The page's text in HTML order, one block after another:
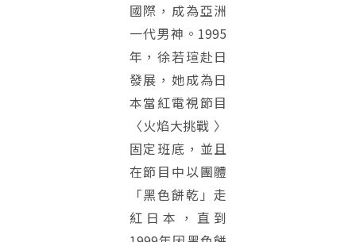
國際，成為亞洲
一代男神。1995
年，徐若瑄赴日
發展，她成為日
本當紅電視節目
〈火焰大挑戰 〉
固定班底，並且
在節目中以團體
「黑色餅乾」走
紅日本，直到